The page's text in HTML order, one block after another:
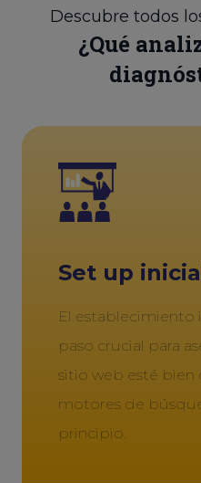
Descubre todos
¿Qué
Set up
El establecimiento
paso crucial para
sitio web esté bien
motores de
principio.